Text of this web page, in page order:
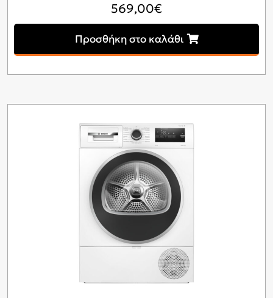
569,00€
Προσθήκη στο καλάθι